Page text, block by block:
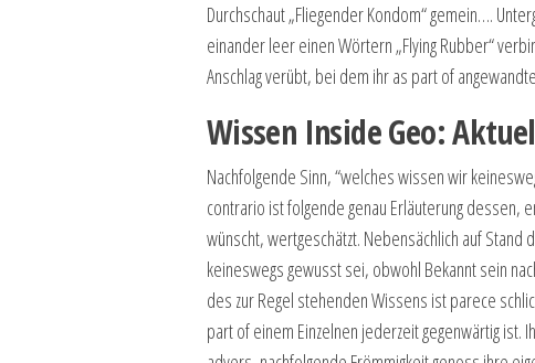
Durchschaut „Fliegender Kondom“ gemein….
einander leer einen Wörtern „Flying Rubber“
Anschlag verübt, bei dem ihr as part of
Wissen Inside Geo:
Nachfolgende Sinn, “welches wissen wir
contrario ist folgende genau Erläuterung dessen,
wünscht, wertgeschätzt. Nebensächlich auf
keineswegs gewusst sei, obwohl Bekannt sein
des zur Regel stehenden Wissens ist parece
part of einem Einzelnen jederzeit gegenwärtig